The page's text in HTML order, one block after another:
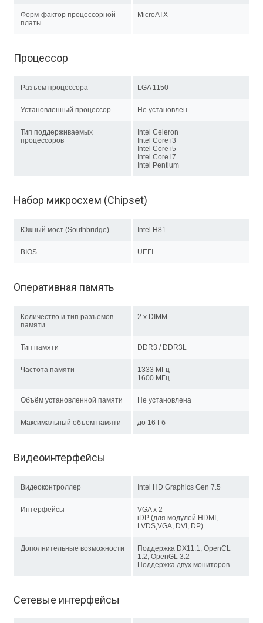
Форм-фактор процессорной
платы
MicroATX
Процессор
Разъем процессора LGA 1150
Установленный процессор Не установлен
Тип поддерживаемых
процессоров
Intel Celeron
Intel Core i3
Intel Core i5
Intel Core i7
Intel Pentium
Набор микросхем (Chipset)
Южный мост (Southbridge) Intel H81
BIOS UEFI
Оперативная память
Количество и тип разъемов
памяти
2 x DIMM
Тип памяти DDR3 / DDR3L
Частота памяти
1333 МГц
1600 МГц
Объём установленной памяти Не установлена
Максимальный объем памяти до 16 Гб
Видеоинтерфейсы
Видеоконтроллер Intel HD Graphics Gen 7.5
Интерфейсы
VGA x 2
iDP (для модулей HDMI,
LVDS,VGA, DVI, DP)
Дополнительные возможности
Поддержка DX11.1, OpenCL
1.2, OpenGL 3.2
Поддержка двух мониторов
Сетевые интерфейсы